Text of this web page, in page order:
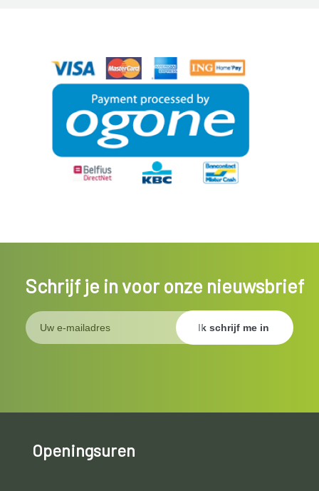
Schrijf je in voor onze nieuwsbrief
Openingsuren